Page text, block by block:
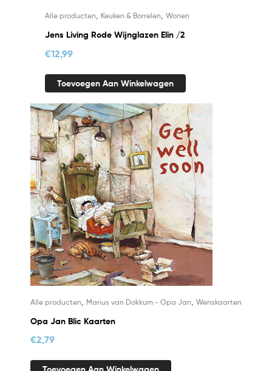
Alle producten, Keuken & Borrelen, Wonen
Jens Living Rode Wijnglazen Elin /2
€12,99
Toevoegen Aan Winkelwagen
Alle producten Marius van Dokkum - Opa Jan Wenskaarten
Opa Jan Blic Kaarten
€2,79